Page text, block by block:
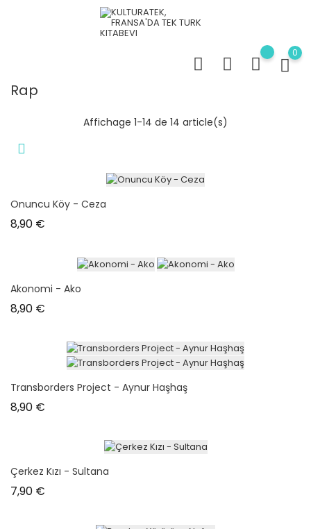
0
Rap
Affichage 1-14 de 14 article(s)
Onuncu Köy - Ceza
8,90 €
Akonomi - Ako
8,90 €
Transborders Project - Aynur Haşhaş
8,90 €
Çerkez Kızı - Sultana
7,90 €